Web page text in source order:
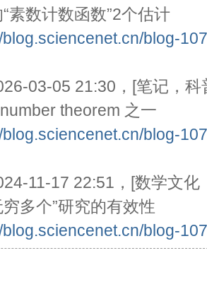
素数计数函数”2个估计
blog.sciencenet.cn/blog-
03-05 21:30，[笔记，
theorem 之一
blog.sciencenet.cn/blog-
11-17 22:51，[数学文
多个”研究的有效性
blog.sciencenet.cn/blog-